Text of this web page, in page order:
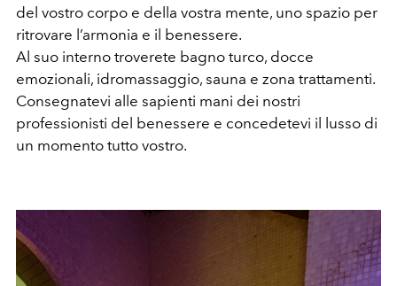
del vostro corpo e della vostra mente, uno spazio per
ritrovare l’armonia e il benessere.
Al suo interno troverete bagno turco, docce
emozionali, idromassaggio, sauna e zona trattamenti.
Consegnatevi alle sapienti mani dei nostri
professionisti del benessere e concedetevi il lusso di
un momento tutto vostro.